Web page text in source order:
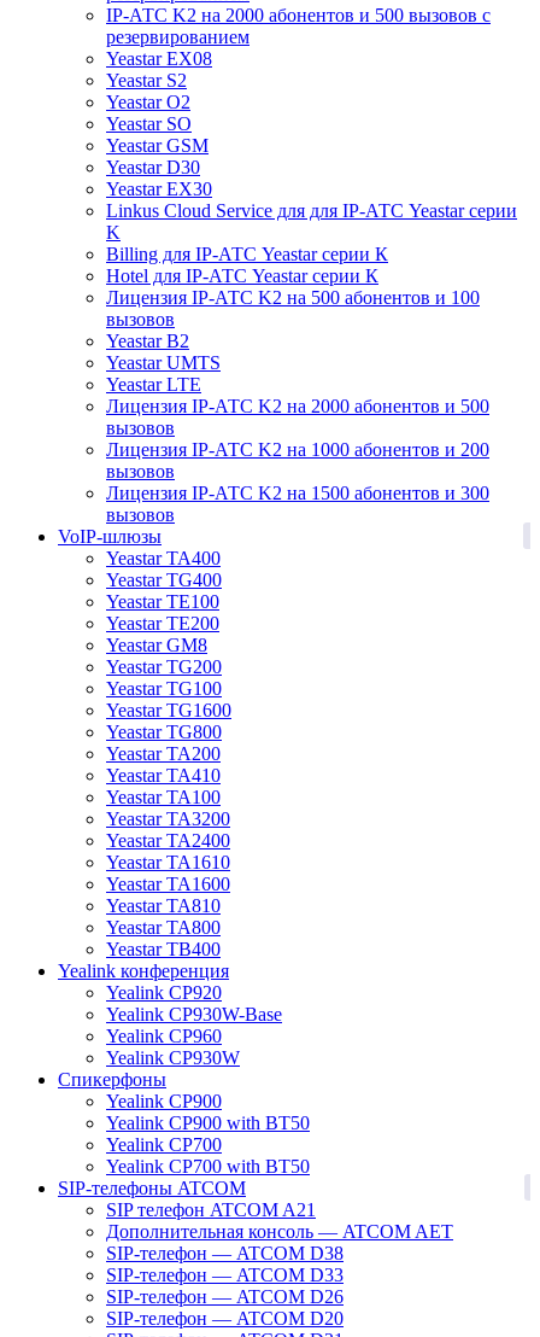
IP-АТС K2 на 2000 абонентов и 500 вызовов с
резервированием
Yeastar EX08
Yeastar S2
Yeastar O2
Yeastar SO
Yeastar GSM
Yeastar D30
Yeastar EX30
Linkus Cloud Service для для IP-АТС Yeastar серии
K
Billing для IP-АТС Yeastar серии К
Hotel для IP-АТС Yeastar серии К
Лицензия IP-АТС K2 на 500 абонентов и 100
вызовов
Yeastar B2
Yeastar UMTS
Yeastar LTE
Лицензия IP-АТС K2 на 2000 абонентов и 500
вызовов
Лицензия IP-АТС K2 на 1000 абонентов и 200
вызовов
Лицензия IP-АТС K2 на 1500 абонентов и 300
вызовов
VoIP-шлюзы
Yeastar TA400
Yeastar TG400
Yeastar TE100
Yeastar TE200
Yeastar GM8
Yeastar TG200
Yeastar TG100
Yeastar TG1600
Yeastar TG800
Yeastar TA200
Yeastar TA410
Yeastar TA100
Yeastar TA3200
Yeastar TA2400
Yeastar TA1610
Yeastar TA1600
Yeastar TA810
Yeastar TA800
Yeastar TB400
Yealink конференция
Yealink CP920
Yealink CP930W-Base
Yealink CP960
Yealink CP930W
Спикерфоны
Yealink CP900
Yealink CP900 with BT50
Yealink CP700
Yealink CP700 with BT50
SIP-телефоны ATCOM
SIP телефон ATCOM A21
Дополнительная консоль — ATCOM AET
SIP-телефон — ATCOM D38
SIP-телефон — ATCOM D33
SIP-телефон — ATCOM D26
SIP-телефон — ATCOM D20